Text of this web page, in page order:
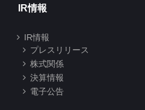
IR情報
IR情報
プレスリリース
株式関係
決算情報
電子公告